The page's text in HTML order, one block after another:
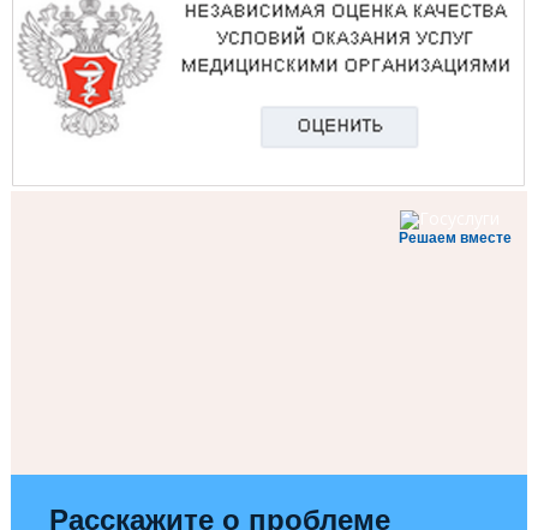
Решаем вместе
Расскажите о проблеме